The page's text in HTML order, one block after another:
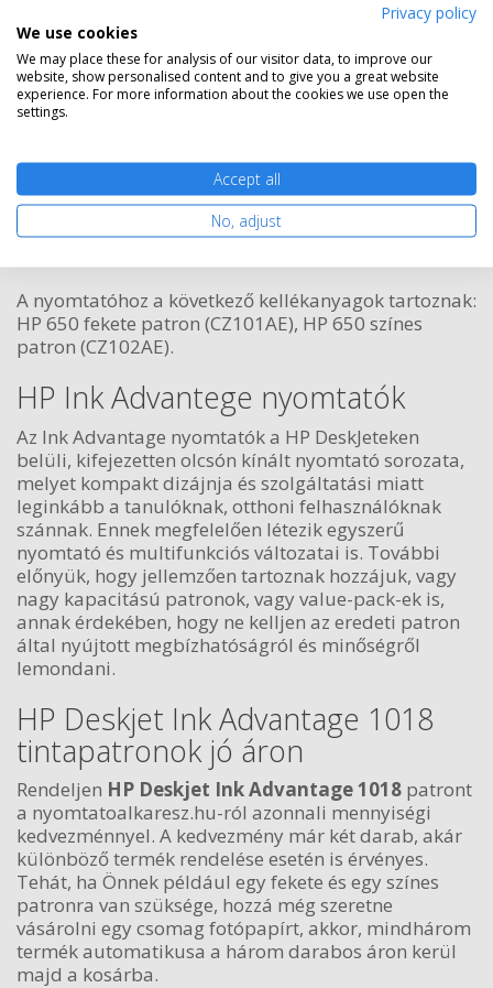
Szállítható
Ingyenes szállítás
Kosárba tesz
A nyomtatóhoz a következő kellékanyagok tartoznak:
HP 650 fekete patron (CZ101AE), HP 650 színes
patron (CZ102AE).
HP Ink Advantege nyomtatók
Az Ink Advantage nyomtatók a HP DeskJeteken
belüli, kifejezetten olcsón kínált nyomtató sorozata,
melyet kompakt dizájnja és szolgáltatási miatt
leginkább a tanulóknak, otthoni felhasználóknak
szánnak. Ennek megfelelően létezik egyszerű
nyomtató és multifunkciós változatai is. További
előnyük, hogy jellemzően tartoznak hozzájuk, vagy
nagy kapacitású patronok, vagy value-pack-ek is,
annak érdekében, hogy ne kelljen az eredeti patron
által nyújtott megbízhatóságról és minőségről
lemondani.
HP Deskjet Ink Advantage 1018
tintapatronok jó áron
Rendeljen HP Deskjet Ink Advantage 1018 patront
a nyomtatoalkaresz.hu-ról azonnali mennyiségi
kedvezménnyel. A kedvezmény már két darab, akár
különböző termék rendelése esetén is érvényes.
Tehát, ha Önnek például egy fekete és egy színes
patronra van szüksége, hozzá még szeretne
vásárolni egy csomag fotópapírt, akkor, mindhárom
termék automatikusa a három darabos áron kerül
majd a kosárba.
Privacy policy
We use cookies
We may place these for analysis of our visitor data, to improve our
website, show personalised content and to give you a great website
experience. For more information about the cookies we use open the
settings.
Accept all
No, adjust